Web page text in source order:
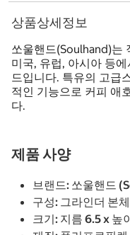
상품상세정보
쏘울핸드(Soulhand)는
미국, 유럽, 아시아 등
드입니다. 특유의 고급
적인 기능으로 커피 애
다.
제품 사양
브랜드: 쏘울핸드
구성: 그라인더 본
크기: 지름 6.5 x 높